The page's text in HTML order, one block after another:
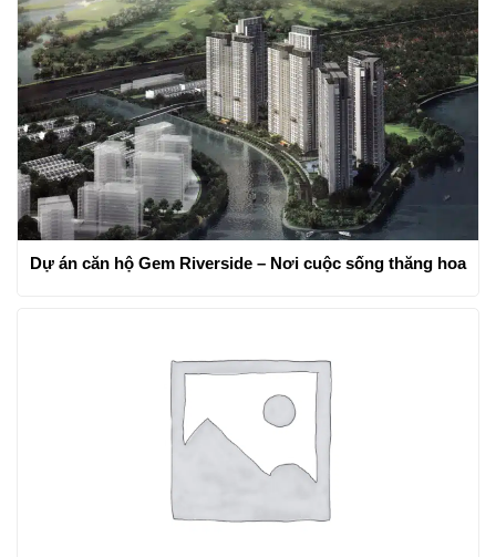
Dự án căn hộ Gem Riverside – Nơi cuộc sống thăng hoa